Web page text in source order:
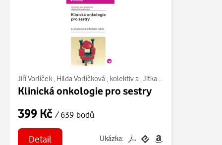
Jiří Vorlíček, Hilda Vorlíčková , kolektiv a , Jitka Abrahámová
Klinická onkologie pro sestry
399 Kč / 639 bodů
Detail Ukázka: